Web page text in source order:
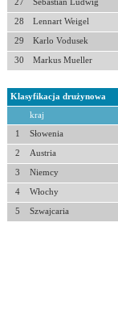
27 Sebastian Ludwig
28 Lennart Weigel
29 Karlo Vodusek
30 Markus Mueller
Klasyfikacja drużynowa
kraj
1 Słowenia
2 Austria
3 Niemcy
4 Włochy
5 Szwajcaria